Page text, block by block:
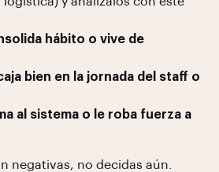
hábito o vive de
bien en la jornada del staff o
al sistema o le roba fuerza a
negativas, no decidas aún.